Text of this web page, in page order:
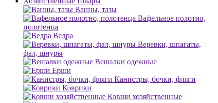
Ванны, тазы
Вафельное полотно,
полотенца
Ведра
Веревки, шпагаты,
фал, шнуры
Вешалки одежные
Ерши
Канистры, бочки, фляги
Коврики
Ковши хозяйственные